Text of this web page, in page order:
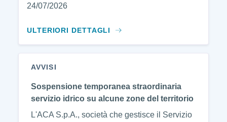
24/07/2026
ULTERIORI DETTAGLI
AVVISI
Sospensione temporanea straordinaria
servizio idrico su alcune zone del territorio
L'ACA S.p.A., società che gestisce il Servizio